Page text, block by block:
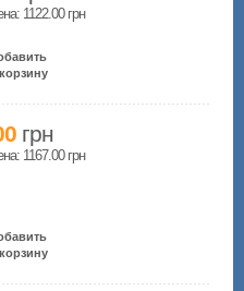
1122.00 грн
грн
1167.00 грн